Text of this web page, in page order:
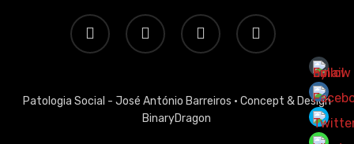
twitter facebook linkedin email
Patologia Social - José António Barreiros · Concept & Design
BinaryDragon